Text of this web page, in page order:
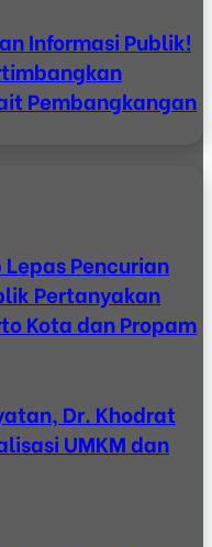
Informasi Publik!
Pembangkangan
Lepas Pencurian
Pertanyakan
Kota dan Propam
Dr. Khodrat
UMKM dan